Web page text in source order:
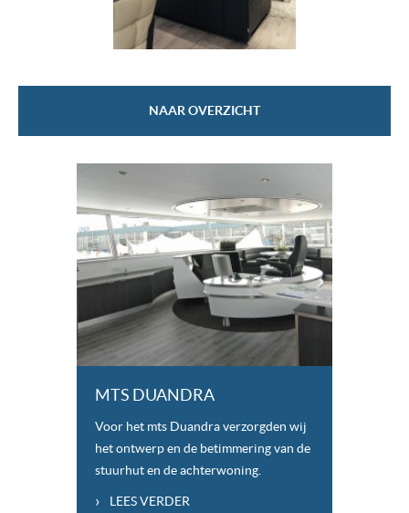
NAAR OVERZICHT
MTS DUANDRA
Voor het mts Duandra verzorgden wij
het ontwerp en de betimmering van de
stuurhut en de achterwoning.
› LEES VERDER